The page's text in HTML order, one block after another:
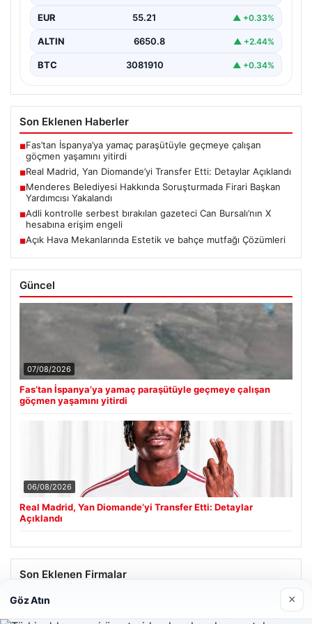
EUR 55.21 ▲ +0.33%
ALTIN 6650.8 ▲ +2.44%
BTC 3081910 ▲ +0.34%
Son Eklenen Haberler
■Fas’tan İspanya’ya yamaç paraşütüyle geçmeye çalışan
göçmen yaşamını yitirdi
■Real Madrid, Yan Diomande’yi Transfer Etti: Detaylar Açıklandı
■Menderes Belediyesi Hakkında Soruşturmada Firari Başkan
Yardımcısı Yakalandı
■Adli kontrolle serbest bırakılan gazeteci Can Bursalı’nın X
hesabına erişim engeli
■Açık Hava Mekanlarında Estetik ve bahçe mutfağı Çözümleri
Güncel
07/08/2026
Fas’tan İspanya’ya yamaç paraşütüyle geçmeye çalışan
göçmen yaşamını yitirdi
06/08/2026
Real Madrid, Yan Diomande’yi Transfer Etti: Detaylar
Açıklandı
Son Eklenen Firmalar
Hastaş Beton
Göz Atın ×